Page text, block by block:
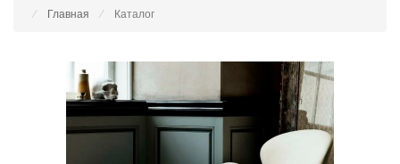
Главная Каталог